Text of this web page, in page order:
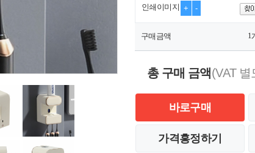
인쇄이미지 + -
구매금액 1
총 구매 금액(VAT 별
바로구매
가격흥정하기